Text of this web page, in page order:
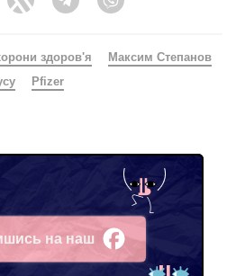
Twitter Telegram
здоров'я
Максим Степанов
Pfizer
на наш